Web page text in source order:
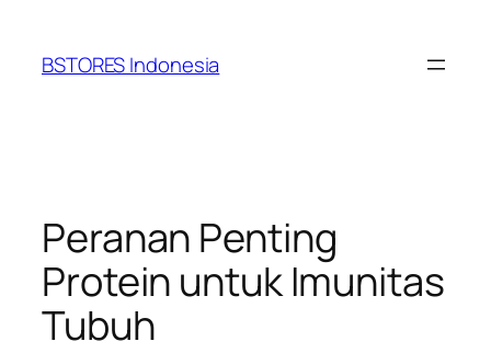
konten
BSTORES Indonesia
Peranan Penting
Protein untuk Imunitas
Tubuh